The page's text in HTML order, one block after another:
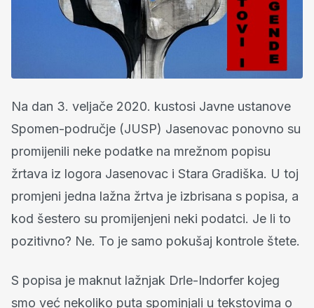
Na dan 3. veljače 2020. kustosi Javne ustanove
Spomen-područje (JUSP) Jasenovac ponovno su
promijenili neke podatke na mrežnom popisu
žrtava iz logora Jasenovac i Stara Gradiška. U toj
promjeni jedna lažna žrtva je izbrisana s popisa, a
kod šestero su promijenjeni neki podatci. Je li to
pozitivno? Ne. To je samo pokušaj kontrole štete.
S popisa je maknut lažnjak Drle-Indorfer kojeg
smo već nekoliko puta spominjali u tekstovima o